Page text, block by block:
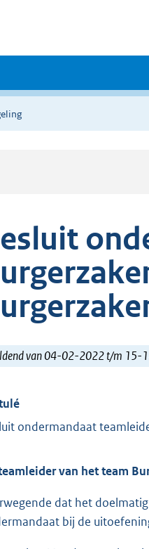
van 04-02-2022 t/m 15-
ondermandaat
van het team
dat het
bij de